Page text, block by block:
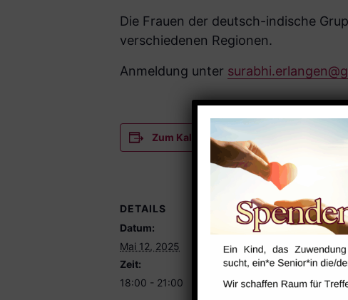
Die Frauen der deutsch-indische
verschiedenen Regionen.
Anmeldung unter
Zum Kalender hinzufügen
DETAILS
Datum:
Mai 12, 2025
Zeit:
18:00 - 21:00
Küche / Foyer